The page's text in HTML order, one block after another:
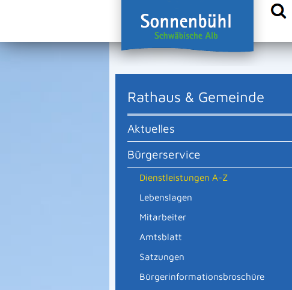
Rathaus & Gemeinde
Aktuelles
Bürgerservice
Dienstleistungen A-Z
Lebenslagen
Mitarbeiter
Amtsblatt
Satzungen
Bürgerinformationsbroschüre